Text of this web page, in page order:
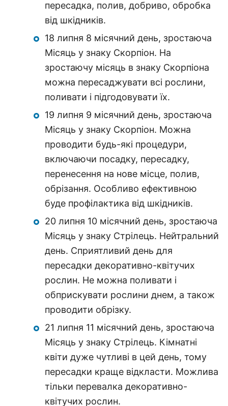
пересадка, полив, добриво, обробка
від шкідників.
18 липня 8 місячний день, зростаюча
Місяць у знаку Скорпіон. На
зростаючу місяць в знаку Скорпіона
можна пересаджувати всі рослини,
поливати і підгодовувати їх.
19 липня 9 місячний день, зростаюча
Місяць у знаку Скорпіон. Можна
проводити будь-які процедури,
включаючи посадку, пересадку,
перенесення на нове місце, полив,
обрізання. Особливо ефективною
буде профілактика від шкідників.
20 липня 10 місячний день, зростаюча
Місяць у знаку Стрілець. Нейтральний
день. Сприятливий день для
пересадки декоративно-квітучих
рослин. Не можна поливати і
обприскувати рослини днем, а також
проводити обрізку.
21 липня 11 місячний день, зростаюча
Місяць у знаку Стрілець. Кімнатні
квіти дуже чутливі в цей день, тому
пересадки краще відкласти. Можлива
тільки перевалка декоративно-
квітучих рослин.